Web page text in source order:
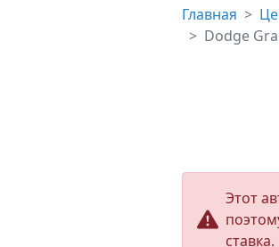
Главная
Dodge
Этот
ставка.